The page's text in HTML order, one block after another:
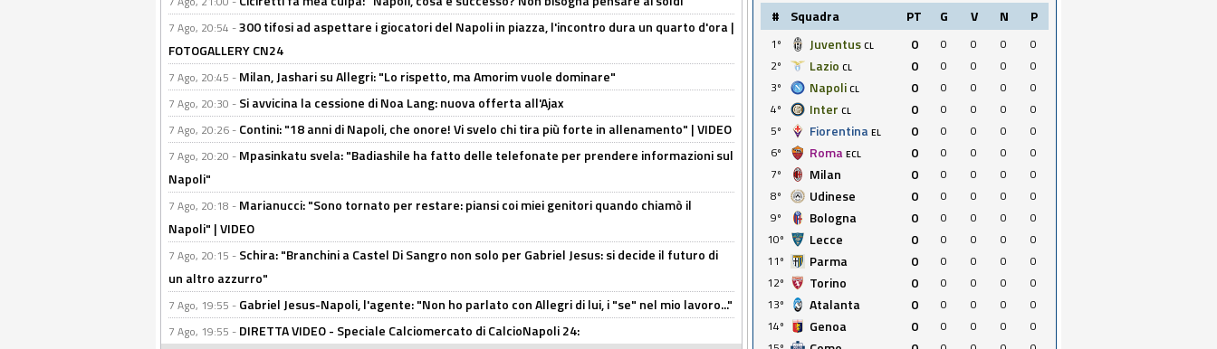
7 Ago, 20:54 -300 tifosi ad aspettare i giocatori del Napoli in piazza, l'incontro dura un quarto d'ora |
FOTOGALLERY CN24
7 Ago, 20:45 - Milan, Jashari su Allegri: "Lo rispetto, ma Amorim vuole dominare"
7 Ago, 20:30 - Si avvicina la cessione di Noa Lang: nuova offerta all'Ajax
7 Ago, 20:26 - Contini: "18 anni di Napoli, che onore! Vi svelo chi tira più forte in allenamento" | VIDEO
7 Ago, 20:20 - Mpasinkatu svela: "Badiashile ha fatto delle telefonate per prendere informazioni sul
Napoli"
7 Ago, 20:18 - Marianucci: "Sono tornato per restare: piansi coi miei genitori quando chiamò il
Napoli" | VIDEO
7 Ago, 20:15 - Schira: "Branchini a Castel Di Sangro non solo per Gabriel Jesus: si decide il futuro di
un altro azzurro"
7 Ago, 19:55 - Gabriel Jesus-Napoli, l'agente: "Non ho parlato con Allegri di lui, i "se" nel mio lavoro..."
7 Ago, 19:55 - DIRETTA VIDEO - Speciale Calciomercato di CalcioNapoli 24:
# Squadra PT G V N P
1º Juventus CL 0 0 0 0
0
2º
Lazio CL 0 0 0 0
0
3º
Napoli CL 0 0 0 0
0
4º
Inter CL 0 0 0 0
0
5º
Fiorentina EL 0 0 0 0
0
6º
Roma ECL 0 0 0 0
0
7º
Milan 0 0 0 0
0
8º
Udinese 0 0 0 0
0
9º
Bologna 0 0 0 0
0
10º
Lecce 0 0 0 0
0
11º
Parma 0 0 0 0
0
12º
Torino 0 0 0 0
0
13º
Atalanta 0 0 0 0
0
14º
Genoa 0 0 0 0
0